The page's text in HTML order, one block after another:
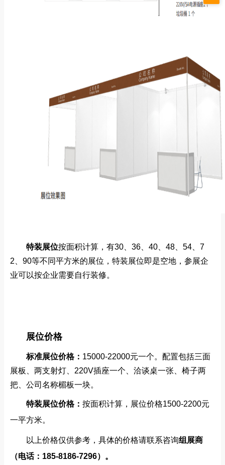
特装展位按面积计算，有30、36、40、48、54、7
2、90等不同平方米的展位，特装展位即是空地， 参展企
业可以按企业需要自行装修。
展位价格
标准展位价格： 15000-22000元一个。配置包括三面
展板、两支射灯、220V插座一个、洽谈桌一张、椅子两
把、公司名称楣板一块。
特装展位价格： 按面积计算 ，展位价格1500-2200元
一平方米。
以上价格仅供参考，具体的价格请联系咨询组展商
（电话：185-8186-7296）。